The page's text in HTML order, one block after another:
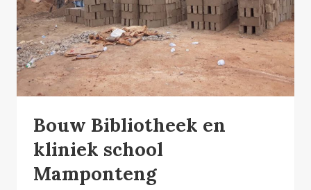
Bouw Bibliotheek en
kliniek school
Mamponteng